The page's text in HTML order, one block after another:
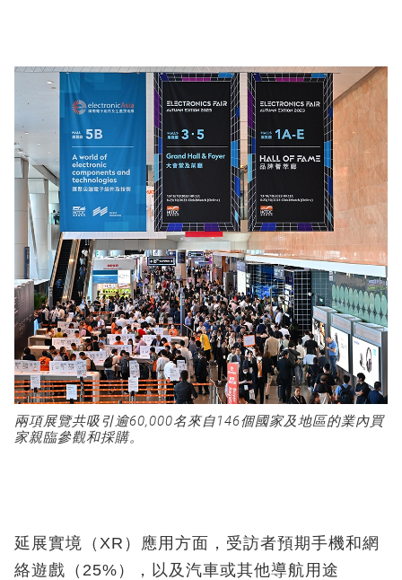
兩項展覽共吸引逾60,000名來自146個國家及地區的業內買
家親臨參觀和採購。
延展實境（XR）應用方面，受訪者預期手機和網
絡遊戲（25%），以及汽車或其他導航用途